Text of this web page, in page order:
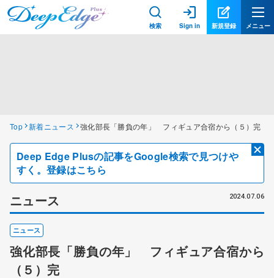
検索 Sign in 新規登録 メニュー
Top 新着ニュース 強化部長「勝負の年」 フィギュア合宿から（５）完
Deep Edge Plusの記事をGoogle検索で見つけや
すく。登録はこちら
ニュース 2024.07.06
ニュース
強化部長「勝負の年」 フィギュア合宿から
（５）完